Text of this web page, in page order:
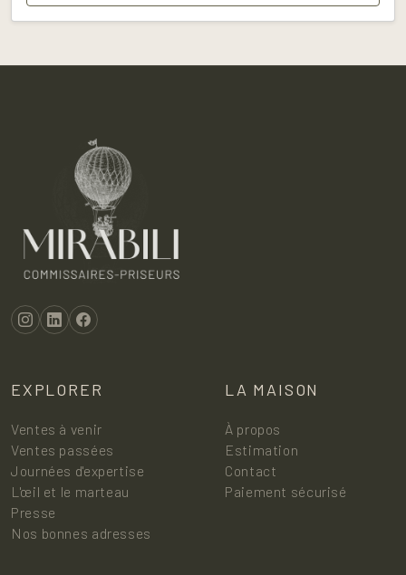
EXPLORER
Ventes à venir
Ventes passées
Journées d'expertise
L'œil et le marteau
Presse
Nos bonnes adresses
LA MAISON
À propos
Estimation
Contact
Paiement sécurisé